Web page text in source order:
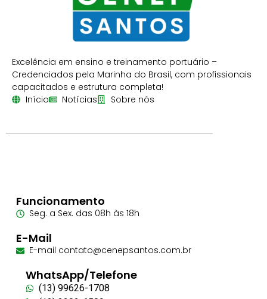
Excelência em ensino e treinamento portuário –
Credenciados pela Marinha do Brasil, com profissionais
capacitados e estrutura completa!
Início
Notícias Sobre nós
Funcionamento
Seg. a Sex. das 08h às 18h
E-Mail
E-mail contato@cenepsantos.com.br
WhatsApp/Telefone
(13) 99626-1708